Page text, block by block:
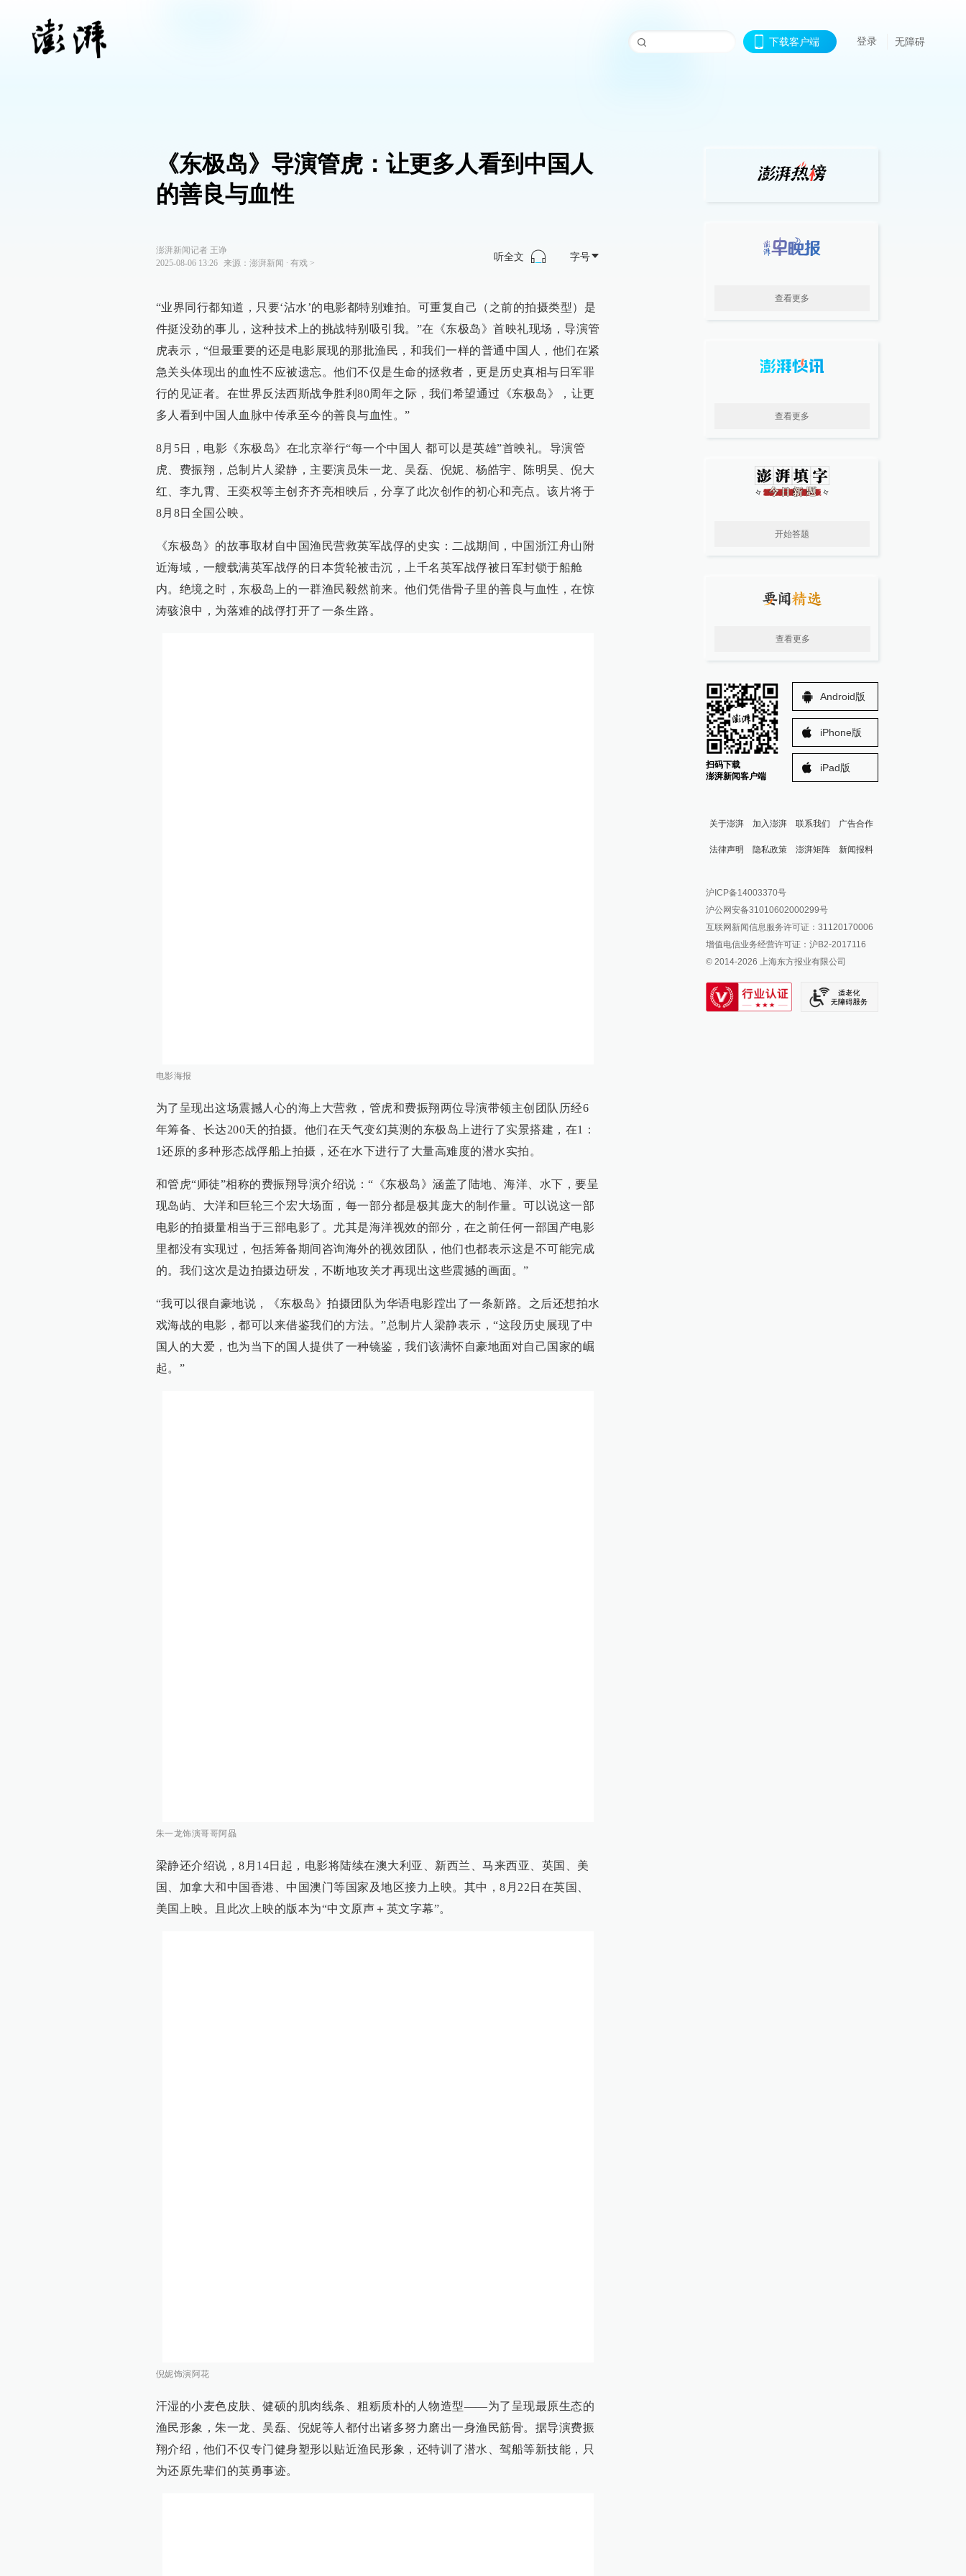
下载客户端 登录 无障碍
《东极岛》导演管虎：让更多人看到中国人
的善良与血性
澎湃新闻记者 王诤
2025-08-06 13:26
来源： 澎湃新闻 ∙ 有戏>
听全文 字号
“业界同行都知道，只要‘沾水’的电影都特别难拍。可重复自己（之前的拍摄类型）是
件挺没劲的事儿，这种技术上的挑战特别吸引我。”在《东极岛》首映礼现场，导演管
虎表示，“但最重要的还是电影展现的那批渔民，和我们一样的普通中国人，他们在紧
急关头体现出的血性不应被遗忘。他们不仅是生命的拯救者，更是历史真相与日军罪
行的见证者。在世界反法西斯战争胜利80周年之际，我们希望通过《东极岛》，让更
多人看到中国人血脉中传承至今的善良与血性。”
8月5日，电影《东极岛》在北京举行“每一个中国人 都可以是英雄”首映礼。导演管
虎、费振翔，总制片人梁静，主要演员朱一龙、吴磊、倪妮、杨皓宇、陈明昊、倪大
红、李九霄、王奕权等主创齐齐亮相映后，分享了此次创作的初心和亮点。该片将于
8月8日全国公映。
《东极岛》的故事取材自中国渔民营救英军战俘的史实：二战期间，中国浙江舟山附
近海域，一艘载满英军战俘的日本货轮被击沉，上千名英军战俘被日军封锁于船舱
内。绝境之时，东极岛上的一群渔民毅然前来。他们凭借骨子里的善良与血性，在惊
涛骇浪中，为落难的战俘打开了一条生路。
电影海报
为了呈现出这场震撼人心的海上大营救，管虎和费振翔两位导演带领主创团队历经6
年筹备、长达200天的拍摄。他们在天气变幻莫测的东极岛上进行了实景搭建，在1：
1还原的多种形态战俘船上拍摄，还在水下进行了大量高难度的潜水实拍。
和管虎“师徒”相称的费振翔导演介绍说：“《东极岛》涵盖了陆地、海洋、水下，要呈
现岛屿、大洋和巨轮三个宏大场面，每一部分都是极其庞大的制作量。可以说这一部
电影的拍摄量相当于三部电影了。尤其是海洋视效的部分，在之前任何一部国产电影
里都没有实现过，包括筹备期间咨询海外的视效团队，他们也都表示这是不可能完成
的。我们这次是边拍摄边研发，不断地攻关才再现出这些震撼的画面。”
“我可以很自豪地说，《东极岛》拍摄团队为华语电影蹚出了一条新路。之后还想拍水
戏海战的电影，都可以来借鉴我们的方法。”总制片人梁静表示，“这段历史展现了中
国人的大爱，也为当下的国人提供了一种镜鉴，我们该满怀自豪地面对自己国家的崛
起。”
朱一龙饰演哥哥阿赑
梁静还介绍说，8月14日起，电影将陆续在澳大利亚、新西兰、马来西亚、英国、美
国、加拿大和中国香港、中国澳门等国家及地区接力上映。其中，8月22日在英国、
美国上映。且此次上映的版本为“中文原声＋英文字幕”。
倪妮饰演阿花
汗湿的小麦色皮肤、健硕的肌肉线条、粗粝质朴的人物造型——为了呈现最原生态的
渔民形象，朱一龙、吴磊、倪妮等人都付出诸多努力磨出一身渔民筋骨。据导演费振
翔介绍，他们不仅专门健身塑形以贴近渔民形象，还特训了潜水、驾船等新技能，只
为还原先辈们的英勇事迹。
查看更多
查看更多
开始答题
查看更多
扫码下载
澎湃新闻客户端
Android版
iPhone版
iPad版
关于澎湃 加入澎湃 联系我们 广告合作
法律声明 隐私政策 澎湃矩阵
澎湃新闻公众号
澎湃新闻抖音号
派生万物开放平台
IP SHANGHAI
SIXTH TONE
新闻报料
报料邮箱: news@thepaper.cn
沪ICP备14003370号
沪公网安备31010602000299号
互联网新闻信息服务许可证：31120170006
增值电信业务经营许可证：沪B2-2017116
© 2014-2026 上海东方报业有限公司